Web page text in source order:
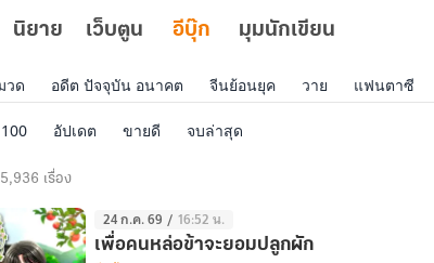
นิยาย เว็บตูน อีบุ๊ก มุมนักเขียน
วด อดีต ปัจจุบัน อนาคต จีนย้อนยุค วาย แฟนตาซี
อัปเดต ขายดี จบล่าสุด
เรื่อง
24 ก.ค. 69 / 16:52 น.
เพื่อคนหล่อข้าจะยอมปลูกผัก